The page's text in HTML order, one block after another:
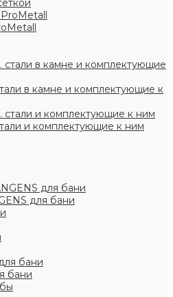
в камне и комплектующие к
и комплектующие к ним
для бани
бани